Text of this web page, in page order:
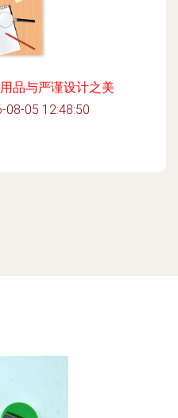
品与严谨设计之美
08-05 12:48:50